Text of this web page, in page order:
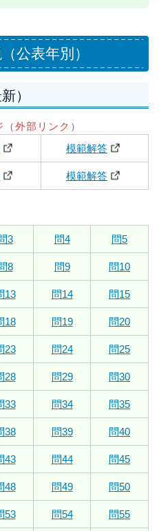
公表年別）
）
外部リンク）
模範解答
模範解答
3 問4 問5
8 問9 問10
13 問14 問15
18 問19 問20
23 問24 問25
28 問29 問30
33 問34 問35
38 問39 問40
43 問44 問45
48 問49 問50
53 問54 問55